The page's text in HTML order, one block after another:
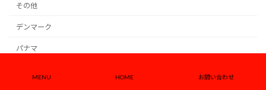
その他
デンマーク
パナマ
MENU HOME お問い合わせ